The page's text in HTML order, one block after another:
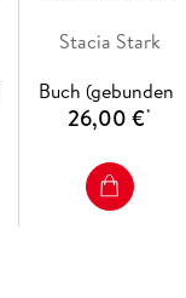
Stacia Stark
Buch (gebunden)
26,00 €*